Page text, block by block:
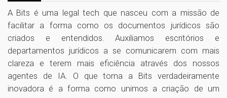
A Bits é uma legal tech que nasceu com a missão de
facilitar a forma como os documentos jurídicos são
criados e entendidos. Auxiliamos escritórios e
departamentos jurídicos a se comunicarem com mais
clareza e terem mais eficiência através dos nossos
agentes de IA. O que torna a Bits verdadeiramente
inovadora é a forma como unimos a criação de um